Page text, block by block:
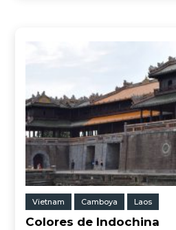
Vietnam Camboya Laos
Colores de Indochina